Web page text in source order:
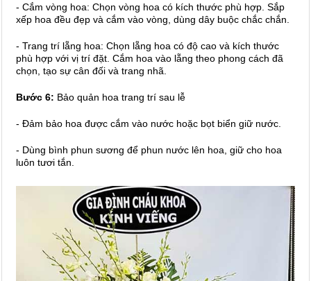
- Cắm vòng hoa: Chọn vòng hoa có kích thước phù hợp. Sắp
xếp hoa đều đẹp và cắm vào vòng, dùng dây buộc chắc chắn.
- Trang trí lẵng hoa: Chọn lẵng hoa có độ cao và kích thước
phù hợp với vị trí đặt. Cắm hoa vào lẵng theo phong cách đã
chọn, tạo sự cân đối và trang nhã.
Bước 6: Bảo quản hoa trang trí sau lễ
- Đảm bảo hoa được cắm vào nước hoặc bọt biển giữ nước.
- Dùng bình phun sương để phun nước lên hoa, giữ cho hoa
luôn tươi tắn.